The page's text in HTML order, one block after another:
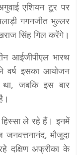
एशियन टूर पर
गगनजीत भुल्लर
सिंह गिल करेंगे।
आईजीपीएल भारथ
वर्ष इसका आयोजन
जबकि इस बार
ले रहे हैं। इनमें
मौजूदा
दक्षिण अफ्रीका के